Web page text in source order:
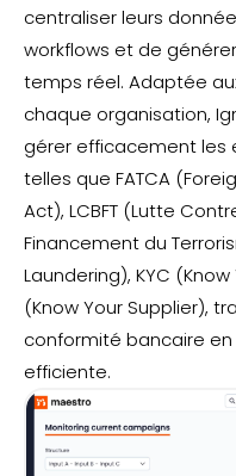
centraliser leurs
workflows et de
temps réel. Adaptée
chaque organisation,
gérer efficacement les
telles que FATCA
Act), LCBFT (Lutte
Financement du
Laundering), KYC
(Know Your Supplier),
conformité bancaire
efficiente.